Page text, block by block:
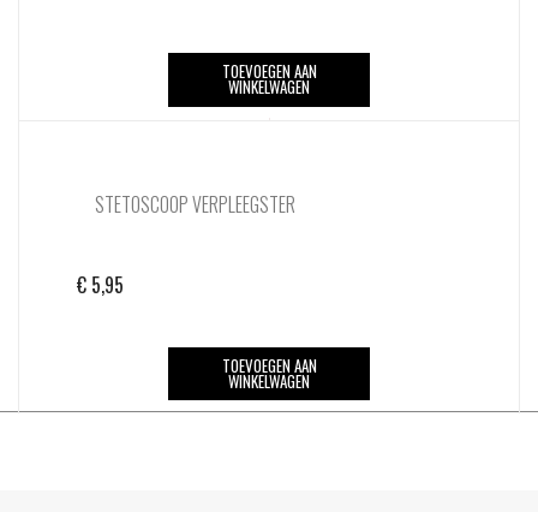
TOEVOEGEN AAN
WINKELWAGEN
STETOSCOOP VERPLEEGSTER
€ 5,95
TOEVOEGEN AAN
WINKELWAGEN